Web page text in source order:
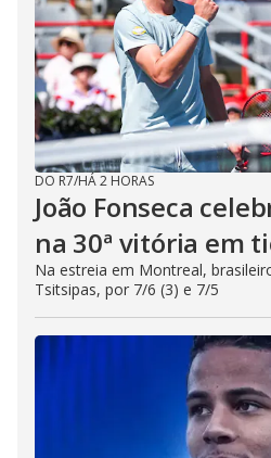
DO R7/HÁ 2 HORAS
João Fonseca
na 30ª vitória em
Na estreia em Montreal,
Tsitsipas, por 7/6 (3) e 7/5